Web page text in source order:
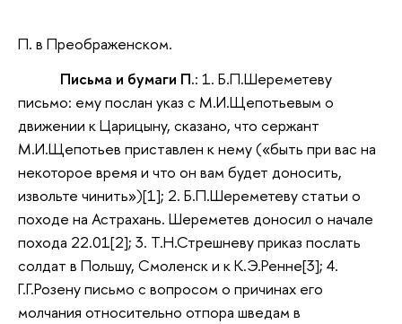
П. в Преображенском.
Письма и бумаги П.: 1. Б.П.Шереметеву
письмо: ему послан указ с М.И.Щепотьевым о
движении к Царицыну, сказано, что сержант
М.И.Щепотьев приставлен к нему («быть при вас на
некоторое время и что он вам будет доносить,
извольте чинить»)[1]; 2. Б.П.Шереметеву статьи о
походе на Астрахань. Шереметев доносил о начале
похода 22.01[2]; 3. Т.Н.Стрешневу приказ послать
солдат в Польшу, Смоленск и к К.Э.Ренне[3]; 4.
Г.Г.Розену письмо с вопросом о причинах его
молчания относительно отпора шведам в